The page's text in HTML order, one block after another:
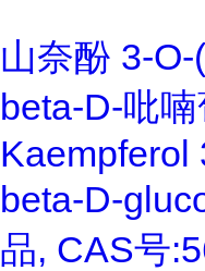
山奈酚 3-
beta-D-吡
Kaempferol
beta-D-
品, CAS号